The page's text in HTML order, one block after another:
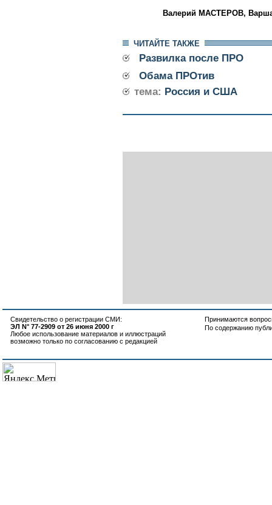
Валерий МАСТЕРОВ,
ЧИТАЙТЕ ТАКЖЕ
Развилка после ПРО
Обама ПРОтив
тема: Россия и США
Свидетельство о регистрации СМИ:
ЭЛ N° 77-2909 от 26 июня 2000 г
Любое использование материалов и иллюстраций
возможно только по согласованию с редакцией
Принимаются
По содержанию